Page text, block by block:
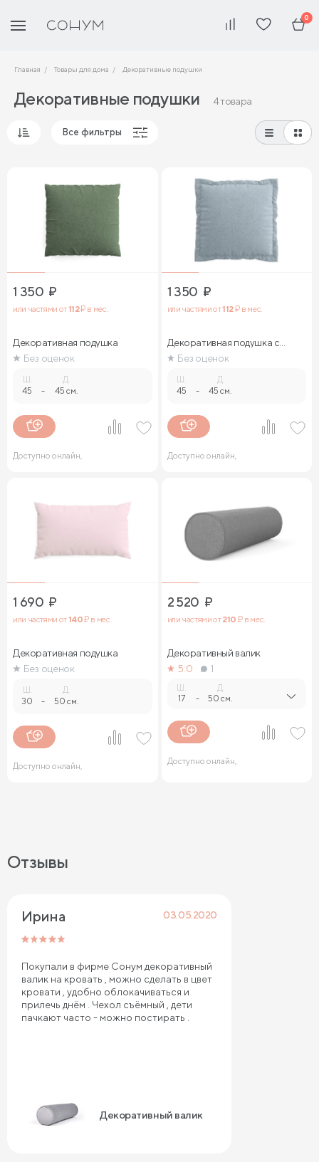
0
Главная Товары для дома Декоративные подушки
Декоративные подушки 4 товара
Сначала дешевые
Сначала дорогие
Все фильтры
1 350 ₽
или частями от112₽ в мес.
Декоративная подушка
Без оценок
Ш.
45 -
Д.
45 см.
Доступно онлайн,
1 350 ₽
или частями от112₽ в мес.
Декоративная подушка с
кантом
Без оценок
Ш.
45 -
Д.
45 см.
Доступно онлайн,
1 690 ₽
или частями от140₽ в мес.
Декоративная подушка
Без оценок
30 -
Д.
50 см.
Доступно онлайн,
2 520 ₽
или частями от210 ₽ в мес.
Декоративный валик
5.0
1
17 -
Д.
50 см.
Доступно онлайн,
Отзывы
Ирина 03.05.2020
Покупали в фирме Сонум декоративный
валик на кровать , можно сделать в цвет
кровати , удобно облокачиваться и
прилечь днём . Чехол съёмный , дети
пачкают часто - можно постирать .
Декоративный валик